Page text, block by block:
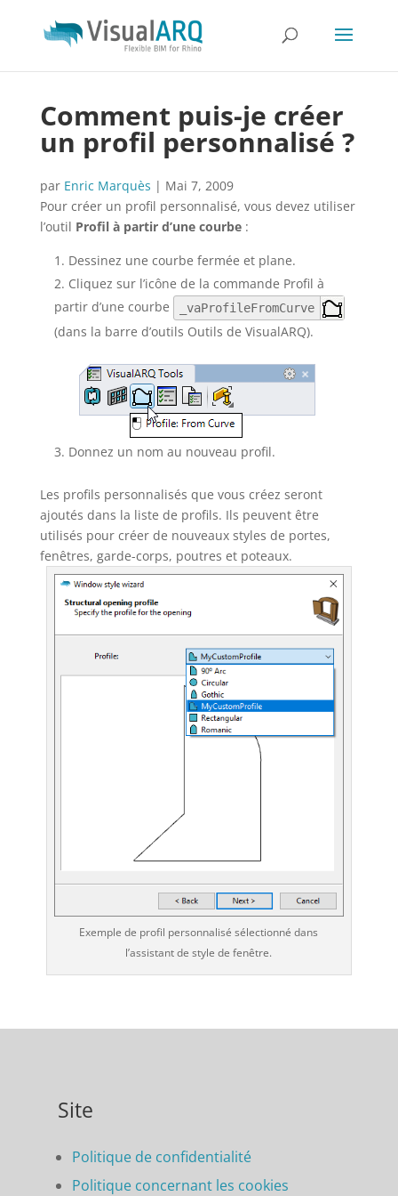
Comment puis-je créer
un profil personnalisé ?
par Enric Marquès | Mai 7, 2009
Pour créer un profil personnalisé, vous devez utiliser
l’outil Profil à partir d’une courbe:
Dessinez une courbe fermée et plane.
Cliquez sur l’icône de la commande Profil à
partir d’une courbe
_vaProfileFromCurve
(dans la barre d’outils Outils de VisualARQ).
Donnez un nom au nouveau profil.
Les profils personnalisés que vous créez seront
ajoutés dans la liste de profils. Ils peuvent être
utilisés pour créer de nouveaux styles de portes,
fenêtres, garde-corps, poutres et poteaux.
Exemple de profil personnalisé sélectionné dans
l’assistant de style de fenêtre.
Site
Politique de confidentialité
Politique concernant les cookies